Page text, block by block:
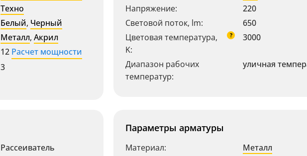
Техно
Белый, Черный
Металл, Акрил
12 Расчет мощности
3
Напряжение:
220
Световой поток, lm:
650
Цветовая температура,
K:
? 3000
Диапазон рабочих
температур:
уличная
Рассеиватель
Параметры арматуры
Материал:
Металл